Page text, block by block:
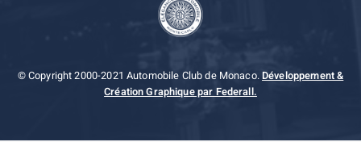
© Copyright 2000-2021 Automobile Club de Monaco.Développement &
Création Graphique par Federall.